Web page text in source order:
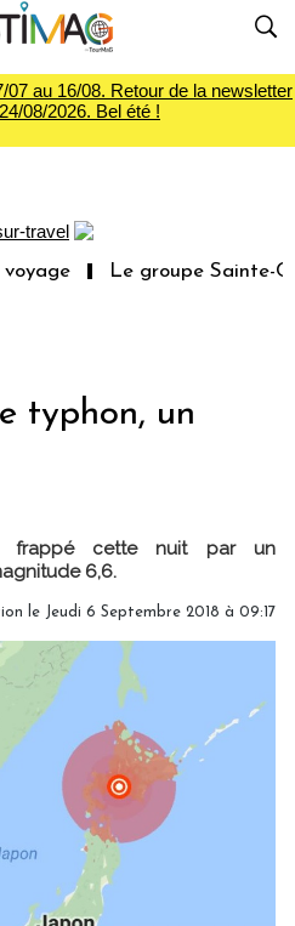
au 16/08. Retour de la newsletter
08/2026. Bel été !
Le groupe Sainte-
typhon, un
frappé cette nuit par un
6,6.
le Jeudi 6 Septembre 2018 à 09:17